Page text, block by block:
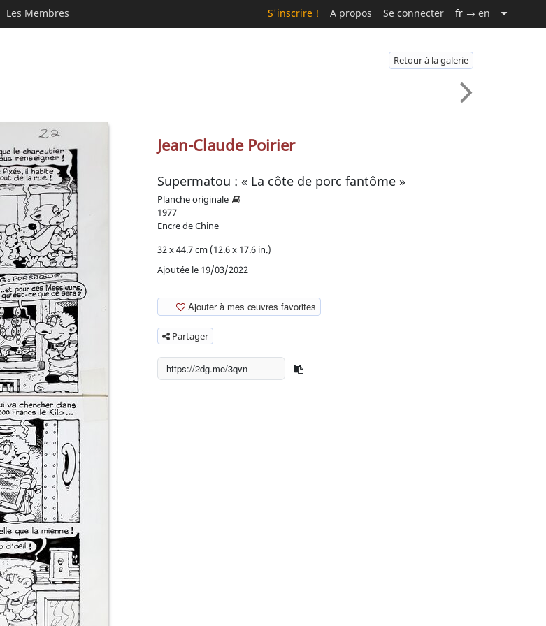
Les Membres S'inscrire ! A propos Se connecter fr → en
Retour à la galerie
Jean-Claude Poirier
Supermatou : « La côte de porc fantôme »
Planche originale
1977
Encre de Chine
32 x 44.7 cm (12.6 x 17.6 in.)
Ajoutée le 19/03/2022
Ajouter à mes œuvres favorites
Partager